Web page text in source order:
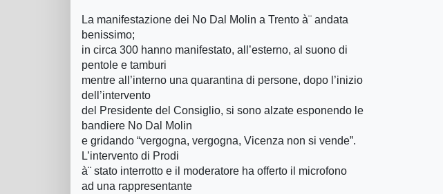
La manifestazione dei No Dal Molin a Trento à¨ andata
benissimo;
in circa 300 hanno manifestato, all’esterno, al suono di
pentole e tamburi
mentre all’interno una quarantina di persone, dopo l’inizio
dell’intervento
del Presidente del Consiglio, si sono alzate esponendo le
bandiere No Dal Molin
e gridando “vergogna, vergogna, Vicenza non si vende”.
L’intervento di Prodi
à¨ stato interrotto e il moderatore ha offerto il microfono
ad una rappresentante